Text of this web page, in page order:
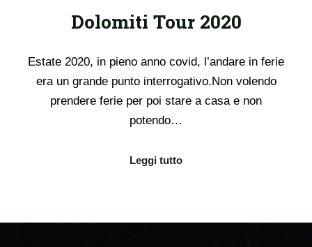
Dolomiti Tour 2020
Estate 2020, in pieno anno covid, l’andare in ferie
era un grande punto interrogativo.Non volendo
prendere ferie per poi stare a casa e non
potendo…
Leggi tutto